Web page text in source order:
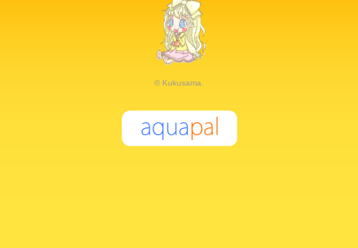
© Kukusama.